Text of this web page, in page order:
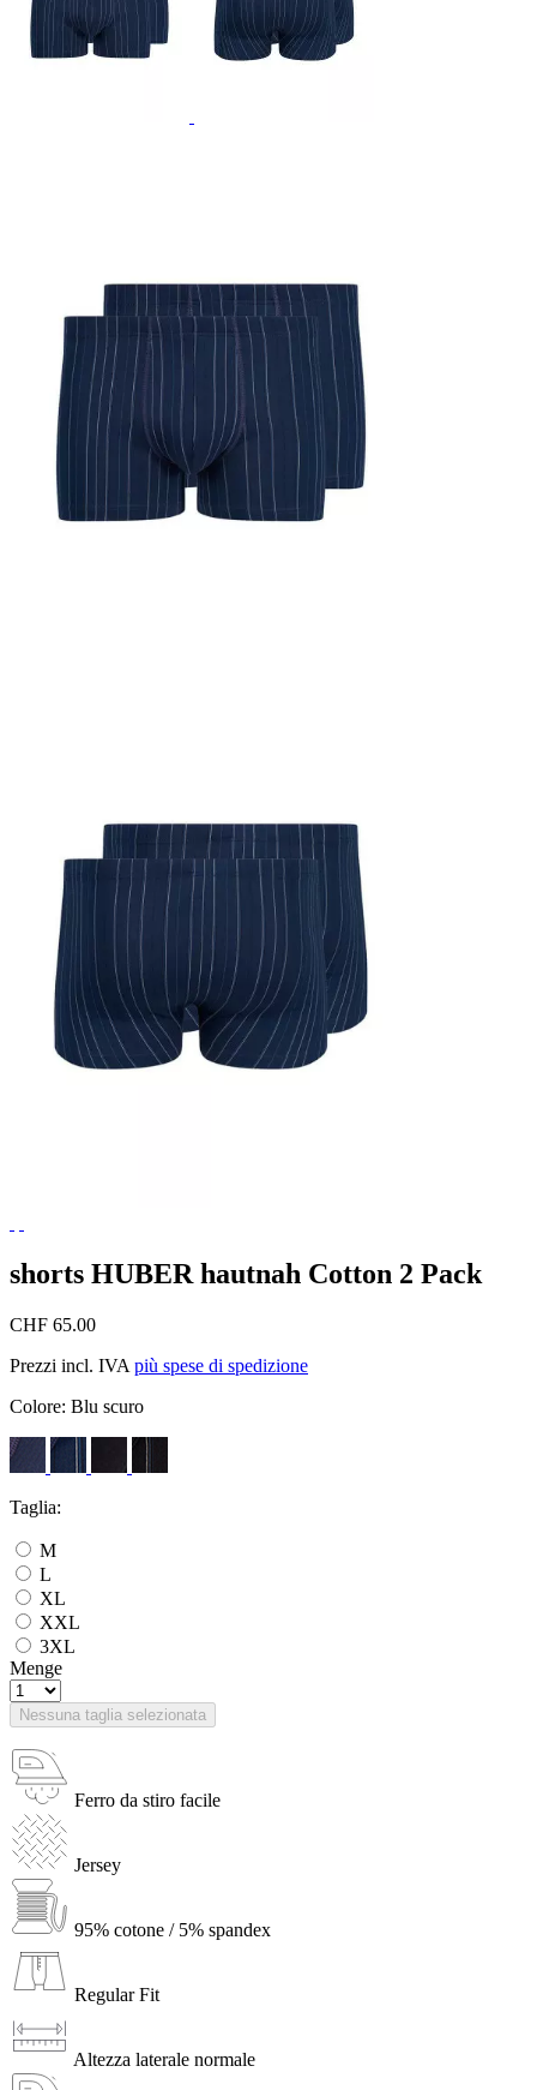
shorts HUBER hautnah Cotton 2 Pack
CHF 65.00
Prezzi incl. IVA più spese di spedizione
Colore: Blu scuro
Taglia:
M
L
XL
XXL
3XL
Menge
Nessuna taglia selezionata
Ferro da stiro facile
Jersey
95% cotone / 5% spandex
Regular Fit
Altezza laterale normale